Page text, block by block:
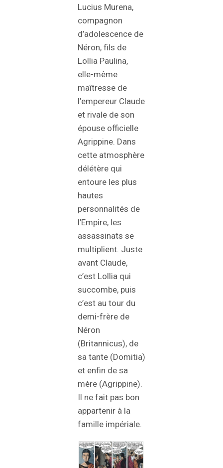
Lucius Murena,
compagnon
d’adolescence de
Néron, fils de
Lollia Paulina,
elle-même
maîtresse de
l’empereur Claude
et rivale de son
épouse officielle
Agrippine. Dans
cette atmosphère
délétère qui
entoure les plus
hautes
personnalités de
l’Empire, les
assassinats se
multiplient. Juste
avant Claude,
c’est Lollia qui
succombe, puis
c’est au tour du
demi-frère de
Néron
(Britannicus), de
sa tante (Domitia)
et enfin de sa
mère (Agrippine).
Il ne fait pas bon
appartenir à la
famille impériale.